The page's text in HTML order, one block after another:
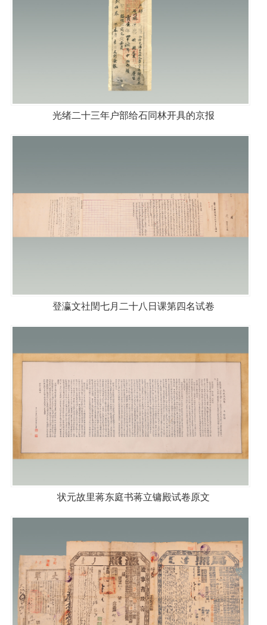
光绪二十三年户部给石同林开具的京报
登瀛文社閏七月二十八日课第四名试卷
状元故里蒋东庭书蒋立镛殿试卷原文